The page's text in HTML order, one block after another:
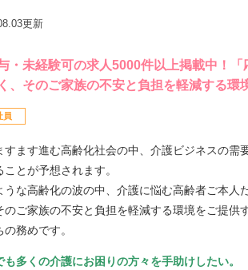
更新
・未経験可の求人5000件以上掲載中！
、そのご家族の不安と負担を軽減する環
員
すます進む高齢化社会の中、介護ビジネスの需
ことが予想されます。
うな高齢化の波の中、介護に悩む高齢者ご本人
のご家族の不安と負担を軽減する環境をご提供
の務めです。
も多くの介護にお困りの方々を手助けしたい。